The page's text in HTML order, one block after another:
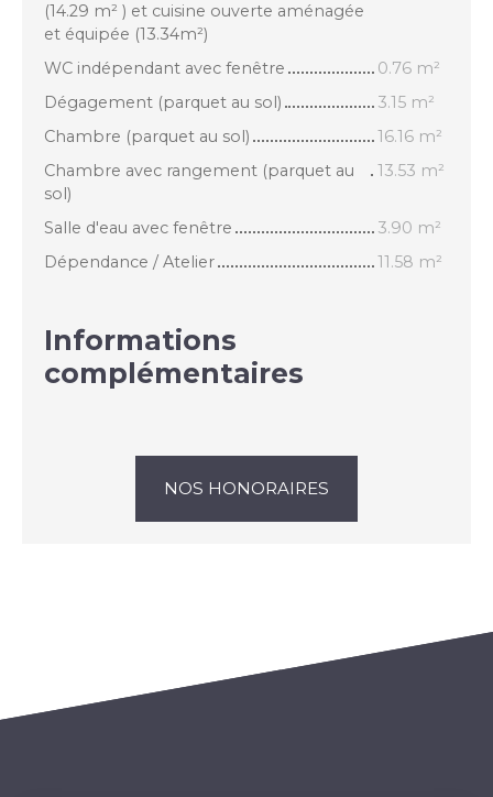
(14.29 m² ) et cuisine ouverte aménagée
et équipée (13.34m²)
WC indépendant avec fenêtre
0.76 m²
Dégagement (parquet au sol)
3.15 m²
Chambre (parquet au sol)
16.16 m²
Chambre avec rangement (parquet au
sol)
13.53 m²
Salle d'eau avec fenêtre
3.90 m²
Dépendance / Atelier
11.58 m²
Informations
complémentaires
NOS HONORAIRES